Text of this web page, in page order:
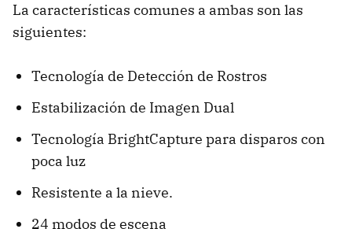
La características comunes a ambas son las
siguientes:
Tecnología de Detección de Rostros
Estabilización de Imagen Dual
Tecnología BrightCapture para disparos con
poca luz
Resistente a la nieve.
24 modos de escena